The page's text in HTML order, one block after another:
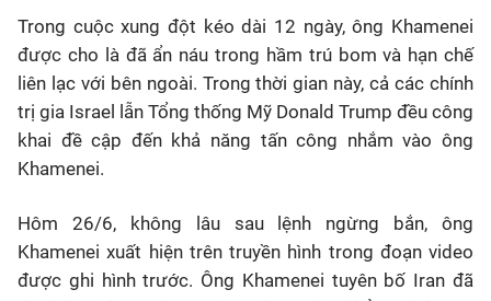
Trong cuộc xung đột kéo dài 12 ngày, ông Khamenei
được cho là đã ẩn náu trong hầm trú bom và hạn chế
liên lạc với bên ngoài. Trong thời gian này, cả các chính
trị gia Israel lẫn Tổng thống Mỹ Donald Trump đều công
khai đề cập đến khả năng tấn công nhắm vào ông
Khamenei.
Hôm 26/6, không lâu sau lệnh ngừng bắn, ông
Khamenei xuất hiện trên truyền hình trong đoạn video
được ghi hình trước. Ông Khamenei tuyên bố Iran đã